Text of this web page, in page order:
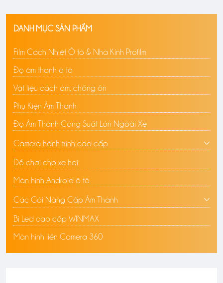
DANH MỤC SẢN PHẨM
Film Cách Nhiệt Ô tô & Nhà Kính Profilm
Độ âm thanh ô tô
Vật liệu cách âm, chống ồn
Phụ Kiện Âm Thanh
Độ Âm Thanh Công Suất Lớn Ngoài Xe
Camera hành trình cao cấp
Đồ chơi cho xe hơi
Màn hình Android ô tô
Các Gói Nâng Cấp Âm Thanh
Bi Led cao cấp WINMAX
Màn hình liền Camera 360